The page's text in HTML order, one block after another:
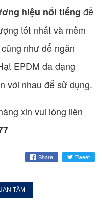
hiệu nổi tiếng để
tốt nhất và mềm
như để ngăn
EPDM đa dạng
với nhau để sử dụng.
xin vui lòng liên
Share Tweet
TÂM